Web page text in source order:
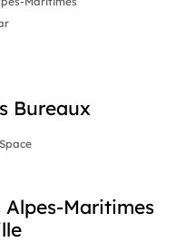
Bureaux
Alpes-Maritimes